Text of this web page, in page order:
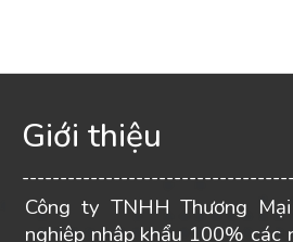
Giới thiệu
Công ty TNHH Thương
nghiệp nhập khẩu 100% các